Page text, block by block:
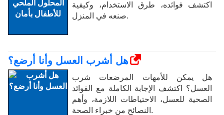
اكتشف فوائده، طرق الاستخدام، وكيفية
صنعه في المنزل.
هل أشرب العسل وأنا أرضع؟
هل يمكن للأمهات المرضعات شرب
العسل؟ اكتشف الإجابة الكاملة مع الفوائد
الصحية للعسل، الاحتياطات اللازمة، وأهم
النصائح من خبراء الصحة.